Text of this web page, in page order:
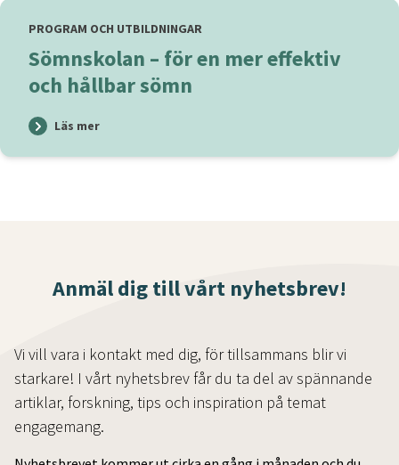
PROGRAM OCH UTBILDNINGAR
Sömnskolan – för en mer effektiv
och hållbar sömn
Läs mer
Anmäl dig till vårt nyhetsbrev!
Vi vill vara i kontakt med dig, för tillsammans blir vi
starkare! I vårt nyhetsbrev får du ta del av spännande
artiklar, forskning, tips och inspiration på temat
engagemang.